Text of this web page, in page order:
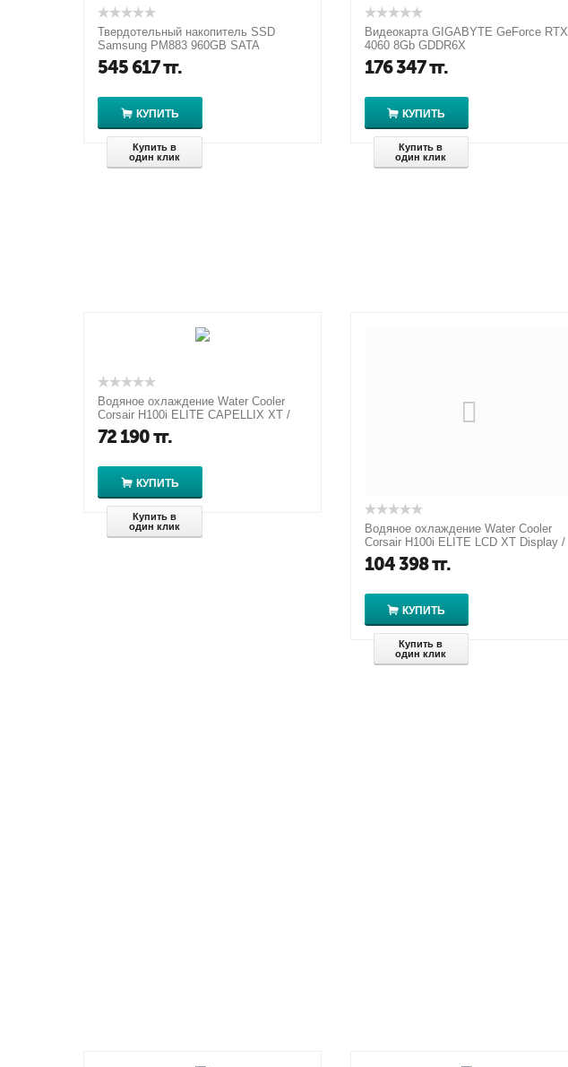
Твердотельный накопитель SSD
Samsung PM883 960GB SATA
545 617тг.
КУПИТЬ
Купить в
один клик
Видеокарта GIGABYTE GeForce RTX
4060 8Gb GDDR6X
176 347тг.
КУПИТЬ
Купить в
один клик
Водяное охлаждение Water Cooler
Corsair H100i ELITE CAPELLIX XT /
CW-9060068-WW
72 190тг.
КУПИТЬ
Купить в
один клик
Водяное охлаждение Water Cooler
Corsair H100i ELITE LCD XT Display /
CW-9060074-WW
104 398тг.
КУПИТЬ
Купить в
один клик